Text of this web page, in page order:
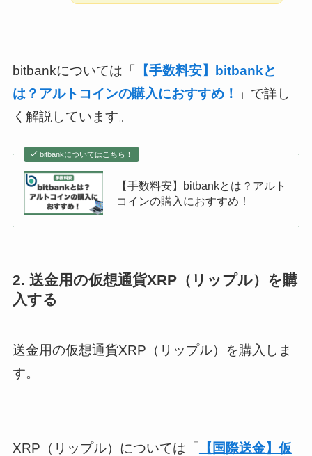
bitbankについては「 【手数料安】bitbankと
は？アルトコインの購入におすすめ！
」で詳し
く解説しています。
bitbankについてはこちら！
【手数料安】bitbankとは？アルト
コインの購入におすすめ！
2. 送金用の仮想通貨XRP（リップル）を購
入する
送金用の仮想通貨XRP（リップル）を購入しま
す。
XRP（リップル）については「
【国際送金】仮